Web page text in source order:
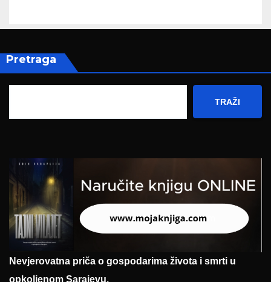
Pretraga
TRAŽI
Nevjerovatna priča o gospodarima života i smrti u
opkoljenom Sarajevu.